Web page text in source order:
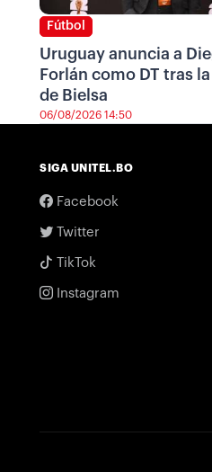
Fútbol
Uruguay anuncia a
Forlán como DT tras
de Bielsa
06/08/2026 14:50
SIGA UNITEL.BO
Facebook
Twitter
TikTok
Instagram